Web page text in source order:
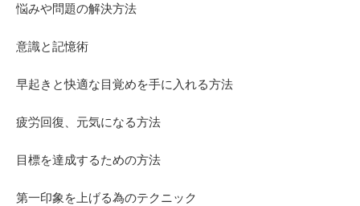
悩みや問題の解決方法
意識と記憶術
早起きと快適な目覚めを手に入れる方法
疲労回復、元気になる方法
目標を達成するための方法
第一印象を上げる為のテクニック